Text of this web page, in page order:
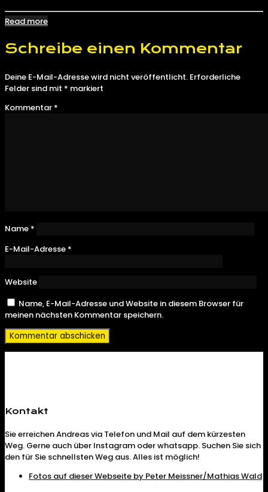
Read more
Schreibe einen Kommentar
Deine E-Mail-Adresse wird nicht veröffentlicht. Erforderliche
Felder sind mit * markiert
Kommentar *
Name *
E-Mail-Adresse *
Website
Name, E-Mail-Adresse und Website in diesem Browser für
meinen nächsten Kommentar speichern.
Kontakt
Sie erreichen Andreas via Telefon und Mail auf dem kürzesten
Weg. Gerne auch über Instagram oder whatsapp. Suchen Sie sich
den für Sie schnellsten Weg aus. Alles ist möglich!
Fotos auf dieser Webseite by Peter Meissner/Mathias Wald